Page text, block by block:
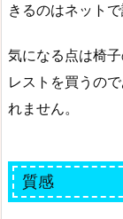
きるのはネット
気になる点は椅
レストを買うの
れません。
質感